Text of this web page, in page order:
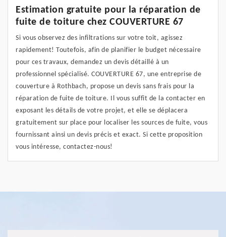
Estimation gratuite pour la réparation de
fuite de toiture chez COUVERTURE 67
Si vous observez des infiltrations sur votre toit, agissez
rapidement! Toutefois, afin de planifier le budget nécessaire
pour ces travaux, demandez un devis détaillé à un
professionnel spécialisé. COUVERTURE 67, une entreprise de
couverture à Rothbach, propose un devis sans frais pour la
réparation de fuite de toiture. Il vous suffit de la contacter en
exposant les détails de votre projet, et elle se déplacera
gratuitement sur place pour localiser les sources de fuite, vous
fournissant ainsi un devis précis et exact. Si cette proposition
vous intéresse, contactez-nous!